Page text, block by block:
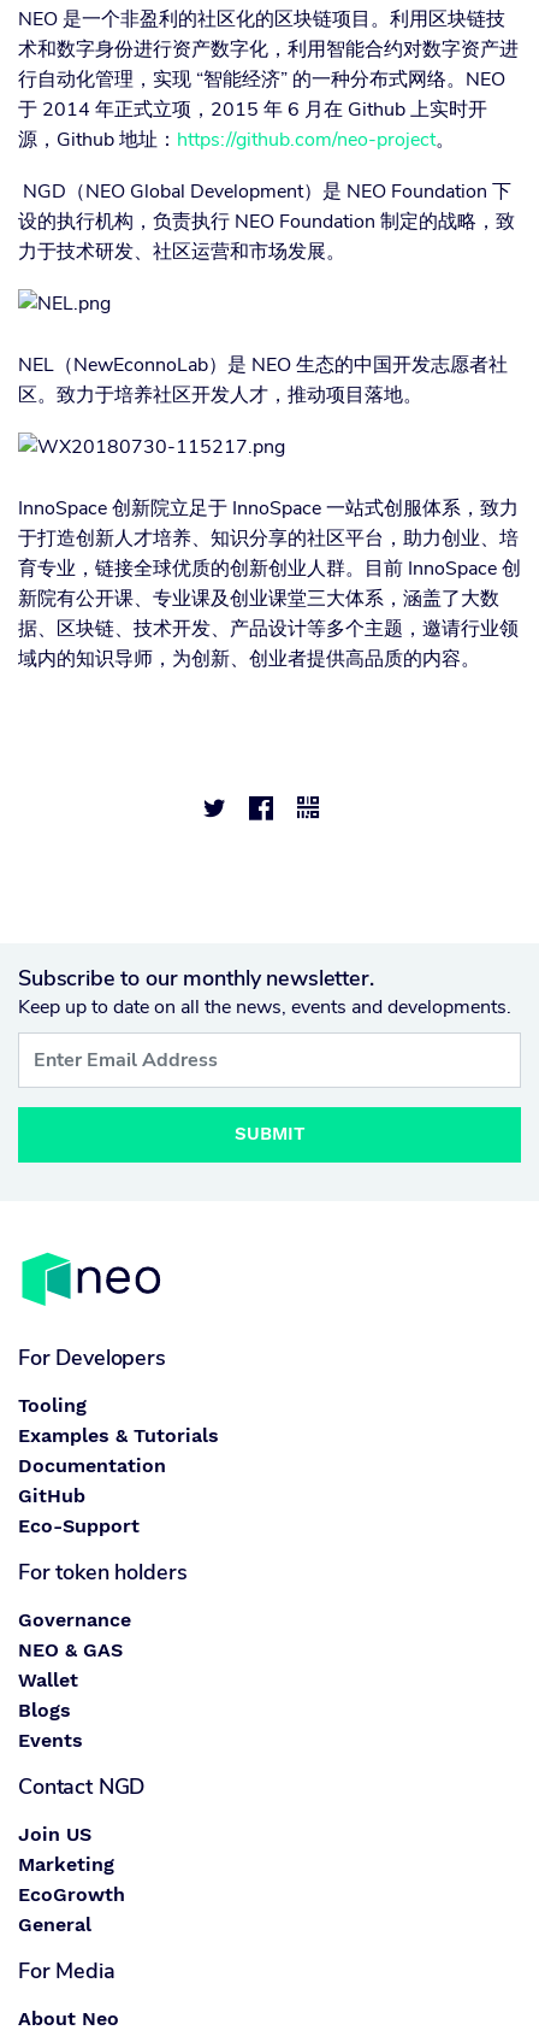
NEO 是一个非盈利的社区化的区块链项目。利用区块链技
术和数字身份进行资产数字化，利用智能合约对数字资产进
行自动化管理，实现 “智能经济” 的一种分布式网络。NEO
于 2014 年正式立项，2015 年 6 月在 Github 上实时开
源，Github 地址： https://github.com/neo-project。
NGD（NEO Global Development）是 NEO Foundation 下
设的执行机构，负责执行 NEO Foundation 制定的战略，致
力于技术研发、社区运营和市场发展。
NEL（NewEconnoLab）是 NEO 生态的中国开发志愿者社
区。致力于培养社区开发人才，推动项目落地。
InnoSpace 创新院立足于 InnoSpace 一站式创服体系，致力
于打造创新人才培养、知识分享的社区平台，助力创业、培
育专业，链接全球优质的创新创业人群。目前 InnoSpace 创
新院有公开课、专业课及创业课堂三大体系，涵盖了大数
据、区块链、技术开发、产品设计等多个主题，邀请行业领
域内的知识导师，为创新、创业者提供高品质的内容。
  
Subscribe to our monthly newsletter.
Keep up to date on all the news, events and developments.
SUBMIT
For Developers
Tooling
Examples & Tutorials
Documentation
GitHub
Eco-Support
For token holders
Governance
NEO & GAS
Wallet
Blogs
Events
Contact NGD
Join US
Marketing
EcoGrowth
General
For Media
About Neo